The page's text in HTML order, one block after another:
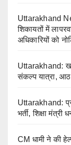
Uttarakhand
शिकायतों में
अधिकारियों को
Uttarakhand:
संकल्प यात्रा, आठ
Uttarakhand:
भर्ती, शिक्षा मंत्री
CM धामी ने की